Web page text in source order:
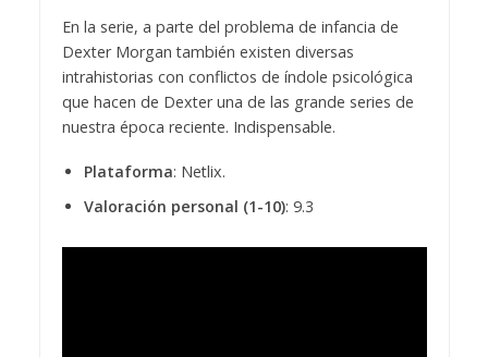
En la serie, a parte del problema de infancia de
Dexter Morgan también existen diversas
intrahistorias con conflictos de índole psicológica
que hacen de Dexter una de las grande series de
nuestra época reciente. Indispensable.
Plataforma: Netlix.
Valoración personal (1-10): 9.3